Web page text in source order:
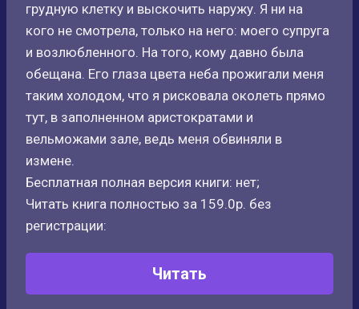
грудную клетку и выскочить наружу. Я ни на
кого не смотрела, только на него: моего супруга
и возлюбленного. На того, кому давно была
обещана. Его глаза цвета неба прожигали меня
таким холодом, что я рисковала околеть прямо
тут, в заполненном аристократами и
вельможами зале, ведь меня обвиняли в
измене.
Бесплатная полная версия книги: нет;
Читать книга полностью за 159.0р. без
регистрации:
Читать